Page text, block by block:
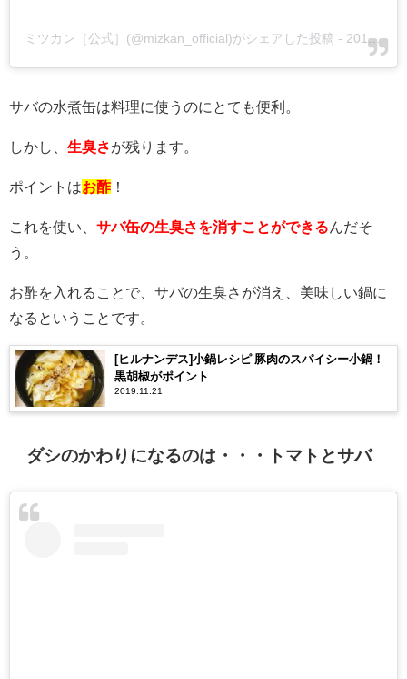
ミツカン［公式］(@mizkan_official)がシェアした投稿 - 2019年 4月月8日午後11時11分PDT
サバの水煮缶は料理に使うのにとても便利。
しかし、 生臭さが残ります。
ポイントはお酢！
これを使い、 サバ缶の生臭さを消すことができるんだそ
う。
お酢を入れることで、サバの生臭さが消え、美味しい鍋に
なるということです。
[ヒルナンデス]小鍋レシピ 豚肉のスパイシー小鍋！
黒胡椒がポイント
2019.11.21
ダシのかわりになるのは・・・トマトとサバ